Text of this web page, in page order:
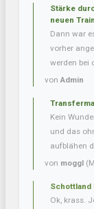
Stärke
neuen
Dann war
vorher
werden bei
vonAdmin
Kein
und das
aufblähen
von moggl
Schottland
Ok, krass.